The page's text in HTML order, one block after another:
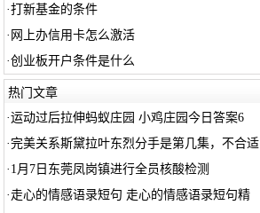
·打新基金的条件
· 网上办信用卡怎么激活
·创业板开户条件是什么
热门文章
·运动过后拉伸蚂蚁庄园 小鸡庄园今日答案6
·完美关系斯黛拉叶东烈分手是第几集，不合适
· 1月7日东莞凤岗镇进行全员核酸检测
·走心的情感语录短句 走心的情感语录短句精